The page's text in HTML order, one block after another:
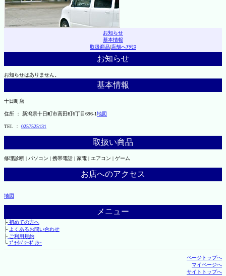
お知らせ
基本情報
取扱商品|店舗へｱｸｾｽ
お知らせ
お知らせはありません。
基本情報
十日町店
住所 ： 新潟県十日町市高田町6丁目696-1地図
TEL ： 0257525131
取扱い商品
修理診断 | パソコン | 携帯電話 | 家電 | エアコン | ゲーム
お店へのアクセス
地図
メニュー
├初めての方へ
├ よくあるお問い合わせ
├ご利用規約
└ﾌﾟﾗｲﾊﾞｼｰﾎﾟﾘｼｰ
ページトップへ
マイページへ
サイトトップへ